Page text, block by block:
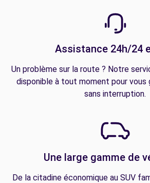
Assistance 24h/24
Un problème sur la route ? Notre
disponible à tout moment pour vous
sans interruption.
Une large gamme de
De la citadine économique au SUV